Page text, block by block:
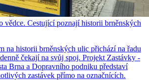
vědce. Cestující poznají historii brněnských
na historii brněnských ulic přichází na řadu
čekají na svůj spoj. Projekt Zastávky -
Brna a Dopravního podniku představí
zastávek přímo na označnících.